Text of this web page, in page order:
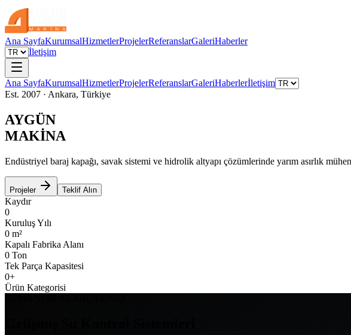
Ana SayfaKurumsalHizmetlerProjelerReferanslarGaleriHaberler
İletişim
Ana SayfaKurumsalHizmetlerProjelerReferanslarGaleriHaberlerİletişim
Est. 2007 · Ankara, Türkiye
AYGÜN
MAKİNA
Endüstriyel baraj kapağı, savak sistemi ve hidrolik altyapı çözümlerinde yarım asırlık
Projeler Teklif Alın
Kaydır
0
Kuruluş Yılı
0 m²
Kapalı Fabrika Alanı
0 Ton
Tek Parça Kapasitesi
0+
Ürün Kategorisi